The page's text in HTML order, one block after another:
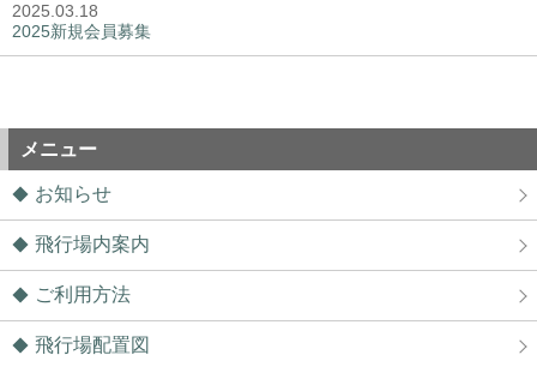
2025.03.18
2025新規会員募集
メニュー
お知らせ
飛行場内案内
ご利用方法
飛行場配置図